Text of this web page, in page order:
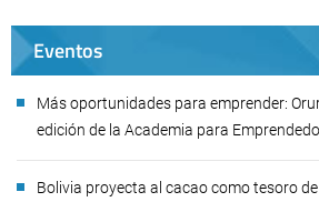
Eventos
Más oportunidades para emprender:
edición de la Academia para
Bolivia proyecta al cacao como tesoro